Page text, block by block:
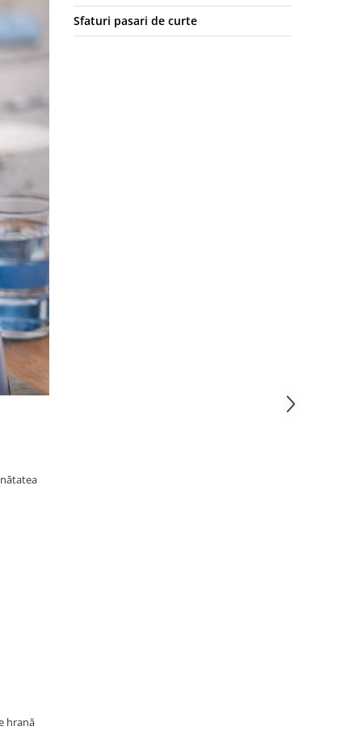
hrană
Sfaturi pasari de curte